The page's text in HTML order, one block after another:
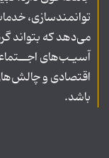
توانمندسازی،
می‌دهد که بتواند
آسیـب‌های
اقتصادی و
باشد.